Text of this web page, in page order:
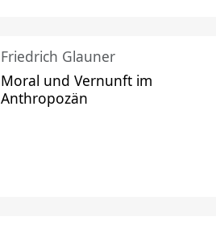
Friedrich Glauner
Moral und Vernunft im
Anthropozän